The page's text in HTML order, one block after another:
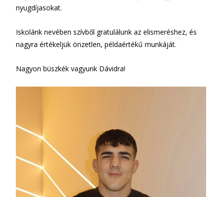
nyugdíjasokat.
Iskolánk nevében szívből gratulálunk az elismeréshez, és
nagyra értékeljük önzetlen, példaértékű munkáját.
Nagyon büszkék vagyunk Dávidra!